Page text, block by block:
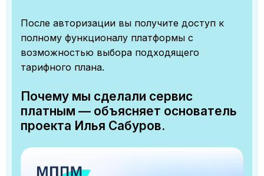
После авторизации вы получите доступ к
полному функционалу платформы с
возможностью выбора подходящего
тарифного плана.
Почему мы сделали сервис
платным — объясняет основатель
проекта Илья Сабуров.